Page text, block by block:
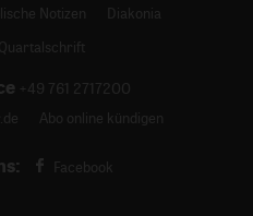
Notizen
Diakonia
+49 761 2717200
Abo online kündigen
Facebook